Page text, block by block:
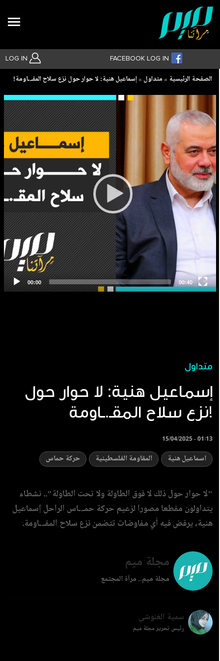
LOG IN FACEBOOK LOG IN
بحث متقدم
Breadcrumb
الصفحة الرئيسية متداول إسماعيل هنية: لا حوار حول نزع سلاح المقـ.ـاومة!
متداول
إسماعيل هنية: لا حوار حول
نزع سلاح المقـ.ـاومة!
15/04/2025 - 01:13
اسماعيل هنية المقاومة الفلسطينية حركة حماس
"لا حوار حول ذلك لا فوق الطاولة ولا تحت الطاولة".. نشطاء
يتداولون مقطعا مصورا لزعيم حركة حمـ.ـاس الراحل إسماعيل
هنية، يرفض فيه أي مفاوضات تتضمن نزع سلاح المقـ.ـاومة.
مجلة ميم
مجلة ميم.. مرآة المجتمع
سمية الغنوشي
رئيس تحرير مجلة ميم